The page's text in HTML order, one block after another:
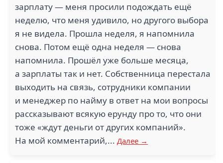
зарплату — меня просили подождать ещё
неделю, что меня удивило, но другого выбора
я не видела. Прошла неделя, я напомнила
снова. Потом ещё одна неделя — снова
напомнила. Прошёл уже больше месяца,
а зарплаты так и нет. Собственница перестала
выходить на связь, сотрудники компании
и менеджер по найму в ответ на мои вопросы
рассказывают всякую ерунду про то, что они
тоже «ждут деньги от других компаний».
На мой комментарий,... Далее →